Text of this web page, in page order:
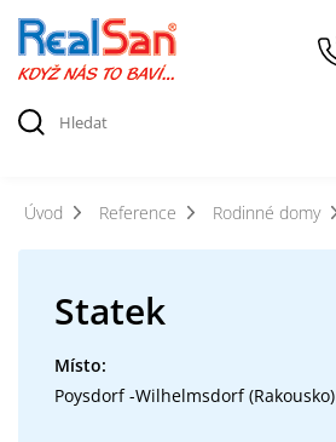
Úvod Reference Rodinné domy
Statek
Místo:
Poysdorf -Wilhelmsdorf (Rakousko)